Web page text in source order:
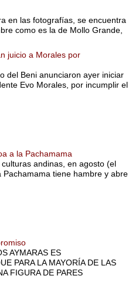
en las fotografías, se encuentra
como es la de Mollo Grande,
juicio a Morales por
del Beni anunciaron ayer iniciar
Evo Morales, por incumplir el
a la Pachamama
andinas, en agosto (el
Pachamama tiene hambre y abre
AYMARAS ES
PARA LA MAYORÍA DE LAS
FIGURA DE PARES